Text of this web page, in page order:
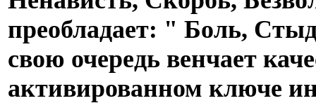
преобладает: " Боль,
свою очередь венчает
активированном ключе